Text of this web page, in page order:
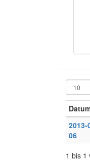
2013-
06
1 bis 1